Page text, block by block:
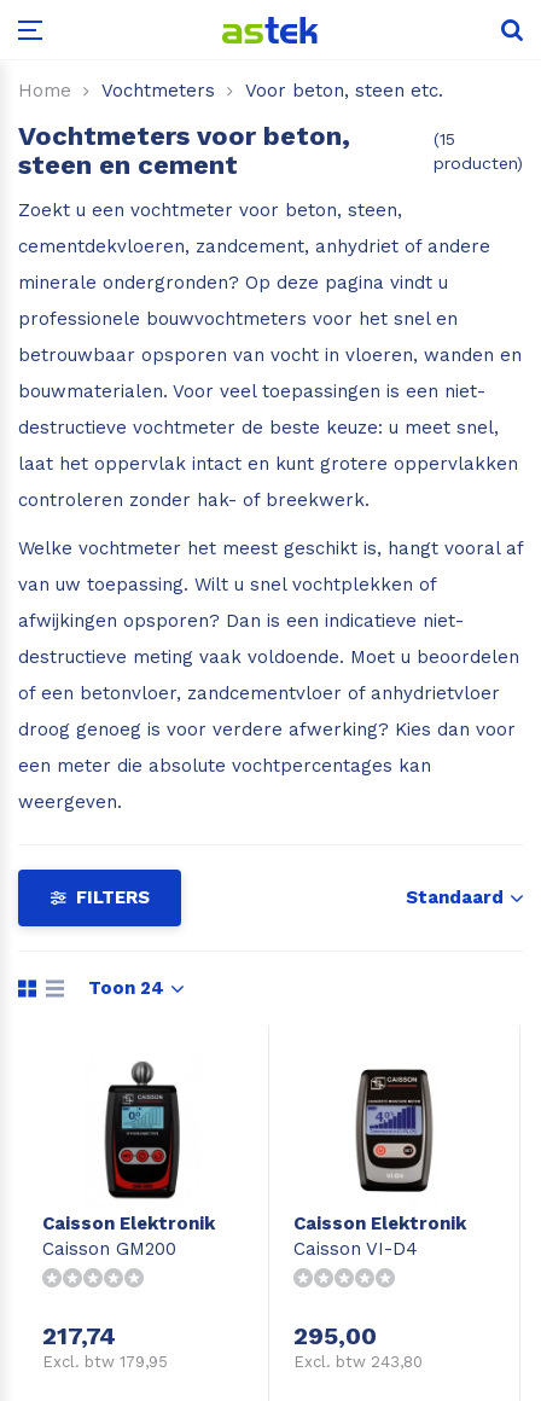
Leica Disto D1
Leica Disto X1
Leica Disto D110
Leica Disto D2
Leica Disto X4
Leica Disto D5
Leica Disto S910
DISTO Plan app
Accessoires
Leica Rugby 600
Scale Master Pro
Scale Master Pro XE
Aardingsweerstandmeters
Draaiveldmeters
Installatietesters
Isolatieweerstandsmeters
Power Loggers & Analyzers
Stroomtangen
Kooldioxide
Glasdiktemeter
Low-E detector
Hardglas detector
Glasanalyse sets
Puntlasers
Kruislijnlasers
Voordeelsets
Accessoires
Voor hout
Voor beton, steen etc.
Voor boot, camper of caravan
Voor hooi en stro
Voor papier
Voor riet
Monitoring
Accessoires
Flir One serie
Flir C-serie
Flir E-serie
IR-thermometer met warmtebeeld
Tips voor aanschaf camera
Home Vochtmeters Voor beton, steen etc.
Vochtmeters voor beton,
steen en cement
(15
producten)
Zoekt u een vochtmeter voor beton, steen,
cementdekvloeren, zandcement, anhydriet of andere
minerale ondergronden? Op deze pagina vindt u
professionele bouwvochtmeters voor het snel en
betrouwbaar opsporen van vocht in vloeren, wanden en
bouwmaterialen. Voor veel toepassingen is een niet-
destructieve vochtmeter de beste keuze: u meet snel,
laat het oppervlak intact en kunt grotere oppervlakken
controleren zonder hak- of breekwerk.
Welke vochtmeter het meest geschikt is, hangt vooral af
van uw toepassing. Wilt u snel vochtplekken of
afwijkingen opsporen? Dan is een indicatieve niet-
destructieve meting vaak voldoende. Moet u beoordelen
of een betonvloer, zandcementvloer of anhydrietvloer
droog genoeg is voor verdere afwerking? Kies dan voor
een meter die absolute vochtpercentages kan
weergeven.
FILTERS Standaard
Toon 24
Caisson Elektronik
Caisson GM200
217,74
Excl. btw 179,95
Caisson Elektronik
Caisson VI-D4
295,00
Excl. btw 243,80